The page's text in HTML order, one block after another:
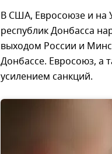
В США, Евросоюзе и на
республик Донбасса
выходом России и
Донбассе. Евросоюз, а
усилением санкций.